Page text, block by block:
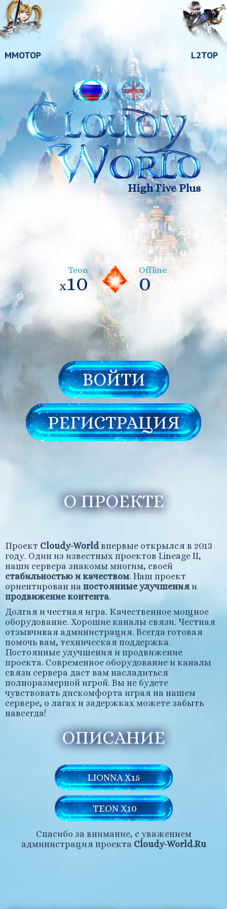
L2TOP
MMOTOP
High Five Plus
Teon
x10
Offline
0
ВОЙТИ
РЕГИСТРАЦИЯ
О ПРОЕКТЕ
Проект Cloudy-Worldвпервые открылся в 2013
году. Один из известных проектов Lineage II,
наши сервера знакомы многим, своей
стабильностью и качеством. Наш проект
ориентирован на постоянные улучшения и
продвижение контента.
Долгая и честная игра. Качественное мощное
оборудование. Хорошие каналы связи. Честная
отзывчивая администрация. Всегда готовая
помочь вам, техническая поддержка.
Постоянные улучшения и продвижение
проекта. Современное оборудование и каналы
связи сервера даст вам насладиться
полноразмерной игрой. Вы не будете
чувствовать дискомфорта играя на нашем
сервере, о лагах и задержках можете забыть
навсегда!
ОПИСАНИЕ
LIONNA X15
TEON X10
Спасибо за внимание, с уважением
администрация проекта Cloudy-World.Ru